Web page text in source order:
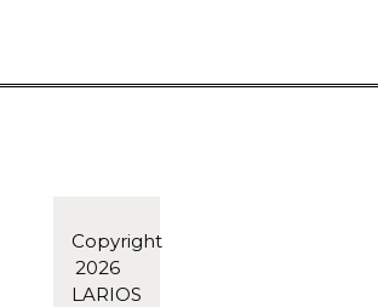
Copyright
2026
LARIOS